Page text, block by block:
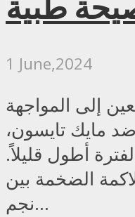
1 June,2024
إلى المواجهة
مايك تايسون،
أطول قليلاً.
الضخمة بين
نجم...